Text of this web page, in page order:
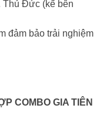
Thủ Đức (kế bên
đảm bảo trải nghiệm
COMBO GIA TIÊN